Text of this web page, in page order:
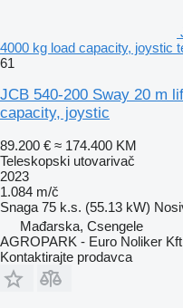
4000 kg load capacity, joystic
61
JCB 540-200 Sway 20 m
capacity, joystic
89.200 € ≈ 174.400 KM
Teleskopski utovarivač
2023
1.084 m/č
Snaga 75 k.s. (55.13 kW)
Mađarska, Csengele
AGROPARK - Euro Noliker
Kontaktirajte prodavca